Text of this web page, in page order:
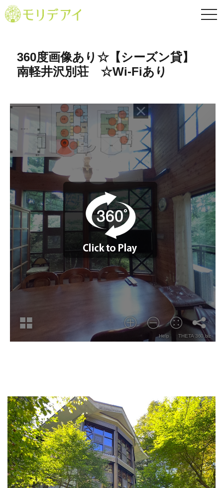
360度画像あり☆【シーズン貸】
南軽井沢別荘 ☆Wi-Fiあり